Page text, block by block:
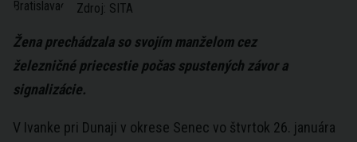
Zdroj: SITA
Žena prechádzala so svojím manželom cez
železničné priecestie počas spustených závor a
signalizácie.
V Ivanke pri Dunaji v okrese Senec vo štvrtok 26. januára